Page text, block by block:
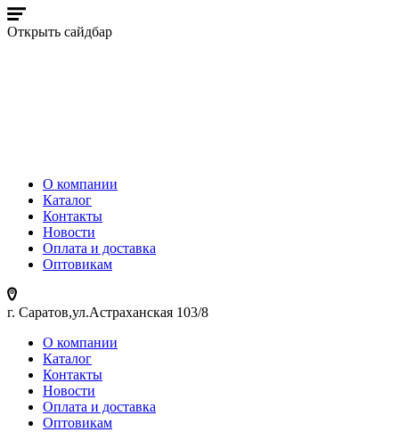
Открыть сайдбар
О компании
Каталог
Контакты
Новости
Оплата и доставка
Оптовикам
г. Саратов,ул.Астраханская 103/8
О компании
Каталог
Контакты
Новости
Оплата и доставка
Оптовикам